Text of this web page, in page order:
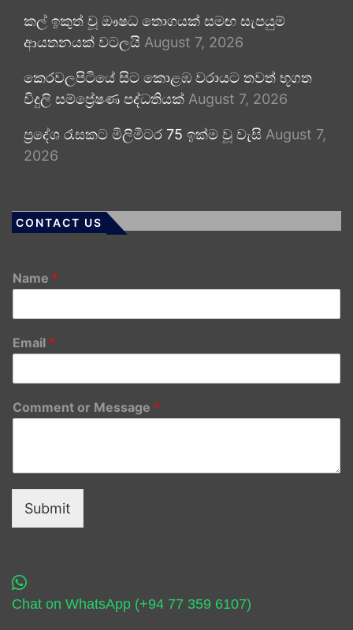
කල් ඉකුත් වූ ඖෂධ තොගයක් සමඟ සැපයුම්
ආයතනයක් වටලයි August 7, 2026
කෙරවලපිටියේ සිට කොළඹ වරායට තවත් භූගත
විදුලි සම්ප්‍රේෂණ පද්ධතියක් August 7, 2026
ප්‍රදේශ රැසකට මිලිමීටර 75 ඉක්ම වූ වැසි August 7,
2026
CONTACT US
Name *
Email *
Comment or Message *
Submit
Chat on WhatsApp (+94 77 359 6107)